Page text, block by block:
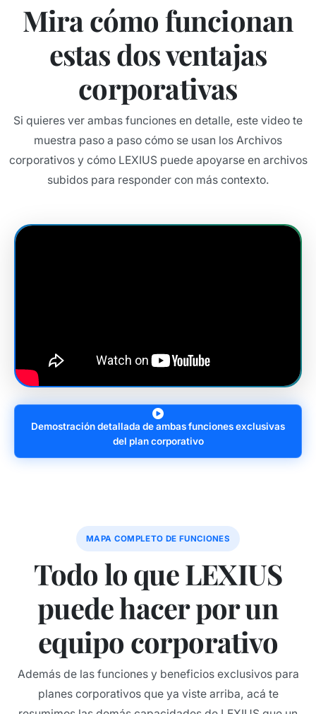
Mira cómo funcionan
estas dos ventajas
corporativas
Si quieres ver ambas funciones en detalle, este video te
muestra paso a paso cómo se usan los Archivos
corporativos y cómo LEXIUS puede apoyarse en archivos
subidos para responder con más contexto.
Demostración detallada de ambas funciones exclusivas
del plan corporativo
MAPA COMPLETO DE FUNCIONES
Todo lo que LEXIUS
puede hacer por un
equipo corporativo
Además de las funciones y beneficios exclusivos para
planes corporativos que ya viste arriba, acá te